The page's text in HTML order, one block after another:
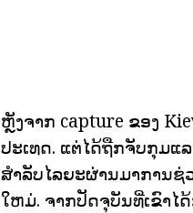
ຫຼັງຈາກ capture ຂອງ
ປະເທດ. ແຕ່ໄດ້ຖືກຈັບກຸມແ
ສໍາລັບໄລຍະຜ່ານມາການຊ່
ໃຫມ່. ຈາກປັດຈຸບັນທີ່ເຂົາໄ